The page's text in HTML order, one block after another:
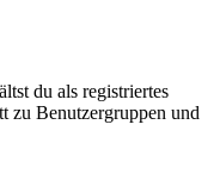
du als registriertes
zu Benutzergruppen und